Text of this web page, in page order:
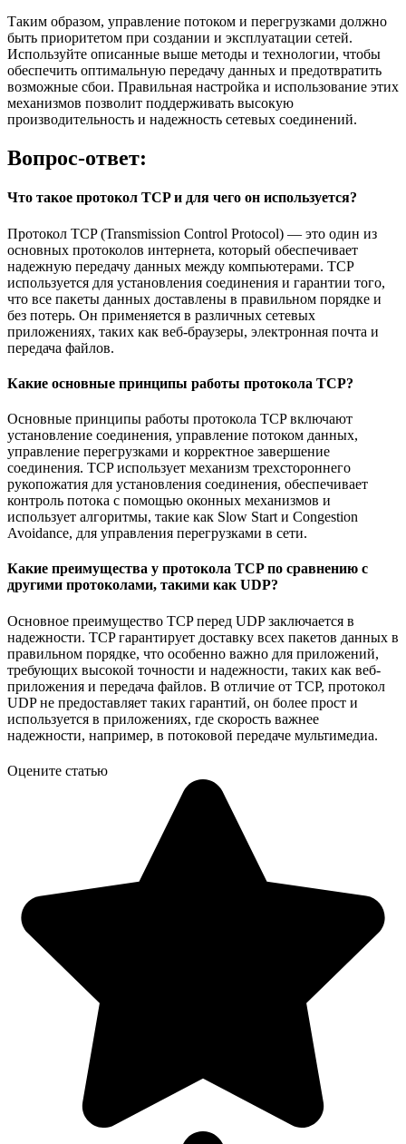
Таким образом, управление потоком и перегрузками должно
быть приоритетом при создании и эксплуатации сетей.
Используйте описанные выше методы и технологии, чтобы
обеспечить оптимальную передачу данных и предотвратить
возможные сбои. Правильная настройка и использование этих
механизмов позволит поддерживать высокую
производительность и надежность сетевых соединений.
Вопрос-ответ:
Что такое протокол TCP и для чего он используется?
Протокол TCP (Transmission Control Protocol) — это один из
основных протоколов интернета, который обеспечивает
надежную передачу данных между компьютерами. TCP
используется для установления соединения и гарантии того,
что все пакеты данных доставлены в правильном порядке и
без потерь. Он применяется в различных сетевых
приложениях, таких как веб-браузеры, электронная почта и
передача файлов.
Какие основные принципы работы протокола TCP?
Основные принципы работы протокола TCP включают
установление соединения, управление потоком данных,
управление перегрузками и корректное завершение
соединения. TCP использует механизм трехстороннего
рукопожатия для установления соединения, обеспечивает
контроль потока с помощью оконных механизмов и
использует алгоритмы, такие как Slow Start и Congestion
Avoidance, для управления перегрузками в сети.
Какие преимущества у протокола TCP по сравнению с
другими протоколами, такими как UDP?
Основное преимущество TCP перед UDP заключается в
надежности. TCP гарантирует доставку всех пакетов данных в
правильном порядке, что особенно важно для приложений,
требующих высокой точности и надежности, таких как веб-
приложения и передача файлов. В отличие от TCP, протокол
UDP не предоставляет таких гарантий, он более прост и
используется в приложениях, где скорость важнее
надежности, например, в потоковой передаче мультимедиа.
Оцените статью